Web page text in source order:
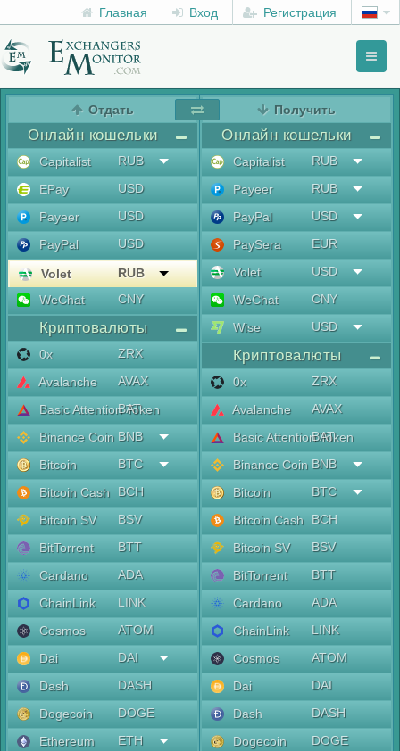
Главная Вход Регистрация
Отдать
Онлайн кошельки
Capitalist
RUB
EPay
USD
Payeer
USD
PayPal
USD
Volet
RUB
WeChat
CNY
Криптовалюты
0x
ZRX
Avalanche
AVAX
Basic Attention Token
BAT
Binance Coin BNB
Bitcoin
BTC
Bitcoin Cash
BCH
Bitcoin SV
BSV
BitTorrent
BTT
Cardano
ADA
ChainLink
LINK
Cosmos
ATOM
Dai
DAI
Dash
DASH
Dogecoin
DOGE
Ethereum
ETH
Получить
Онлайн кошельки
Capitalist
RUB
Payeer
RUB
PayPal
USD
PaySera
EUR
Volet
USD
WeChat
CNY
Wise
USD
Криптовалюты
0x
ZRX
Avalanche
AVAX
Basic Attention Token
BAT
Binance Coin BNB
Bitcoin
BTC
Bitcoin Cash
BCH
Bitcoin SV
BSV
BitTorrent
BTT
Cardano
ADA
ChainLink
LINK
Cosmos
ATOM
Dai
DAI
Dash
DASH
Dogecoin
DOGE